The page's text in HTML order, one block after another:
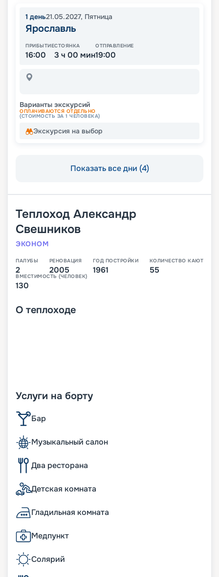
1 день21.05.2027, Пятница
Ярославль
ПРИБЫТИЕ
16:00
СТОЯНКА
3 ч 00 мин
ОТПРАВЛЕНИЕ
19:00
Варианты экскурсий
ОПЛАЧИВАЮТСЯ ОТДЕЛЬНО
(СТОИМОСТЬ ЗА 1 ЧЕЛОВЕКА)
Экскурсия на выбор
Показать все дни (4)
Теплоход Александр
Свешников
ЭКОНОМ
ПАЛУБЫ
2
РЕНОВАЦИЯ
2005
ГОД ПОСТРОЙКИ
1961
КОЛИЧЕСТВО КАЮТ
55
ВМЕСТИМОСТЬ (ЧЕЛОВЕК)
130
О теплоходе
Услуги на борту
Бар
Музыкальный салон
Два ресторана
Детская комната
Гладильная комната
Медпункт
Солярий